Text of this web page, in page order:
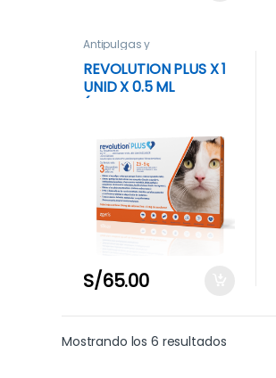
Antipulgas y
Antiparasitarios
REVOLUTION PLUS X 1
UNID X 0.5 ML
(NARANJA FELINOS
S/65.00
Mostrando los 6 resultados